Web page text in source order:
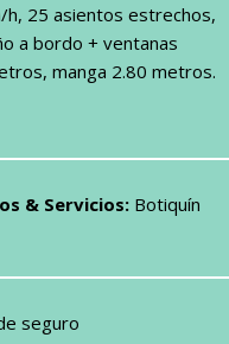
25 asientos estrechos,
a bordo + ventanas
manga 2.80 metros.
& Servicios: Botiquín
seguro